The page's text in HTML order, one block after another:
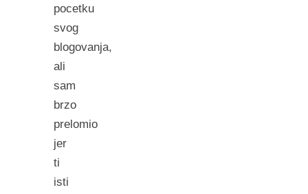
pocetku
svog
blogovanja,
ali
sam
brzo
prelomio
jer
ti
isti